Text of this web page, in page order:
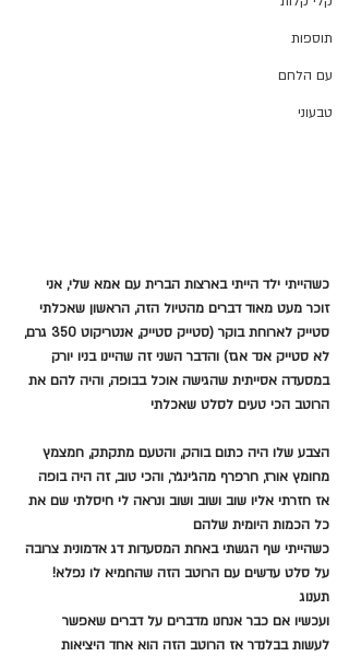
תוספות
עם הלחם
טבעוני
כשהייתי ילד הייתי בארצות הברית עם אמא שלי, אני
זוכר מעט מאוד דברים מהטיול הזה, הראשון שאכלתי
סטייק לארוחת בוקר (סטייק סטייק, אנטריקוט 350 גרם,
לא סטייק אנד אגז) והדבר השני זה שהיינו בניו יורק
במסעדה אסייתית שהגישה אוכל בבופה, והיה להם את
הרוטב הכי טעים לסלט שאכלתי
הצבע שלו היה כתום בוהק, והטעם מתקתק, חמצמץ
מחומץ אורז, חרפרף מהג׳ינג׳ר, והכי טוב, זה היה בופה
אז חזרתי אליו שוב ושוב ושוב ונראה לי חיסלתי שם את
כל הכמות היומית שלהם
כשהייתי שף הגשתי באחת המסעדות דג אדמונית צרובה
על סלט עדשים עם הרוטב הזה שהחמיא לו נפלא!
תענוג
ועכשיו אם כבר אנחנו מדברים על דברים שאפשר
לעשות בבלנדר אז הרוטב הזה הוא אחד היציאות